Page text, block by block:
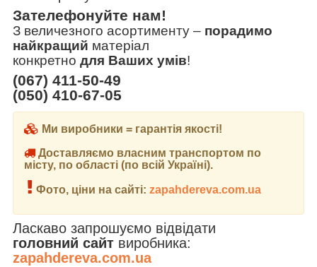
Зателефонуйте нам!
З величезного асортименту – порадимо
найкращий матеріал
конкретно для Ваших умів!
(067) 411-50-49
(050) 410-67-05
Ми виробники = гарантія якості!
Доставляємо власним транспортом по
місту, по області (по всій Україні).
Фото, ціни на сайті: zapahdereva.com.ua
Ласкаво запрошуємо відвідати
головний сайт виробника:
zapahdereva.com.ua